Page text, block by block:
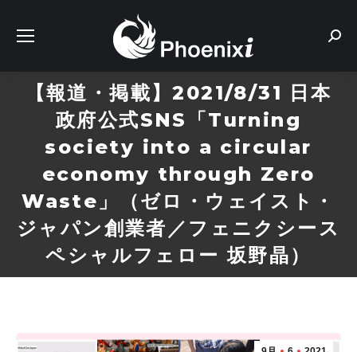
【報道・掲載】2021/8/31 日本
政府公式SNS「Turning
society into a circular
economy through Zero
Waste」（ゼロ・ウェイスト・
ジャパン創業者／フェニクシース
ペシャルフェロー 坂野晶）